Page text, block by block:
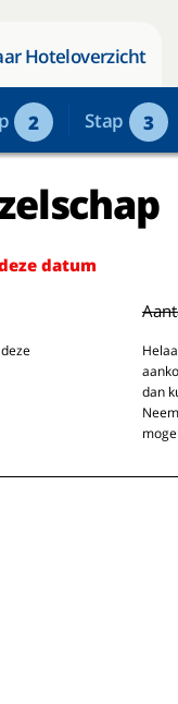
Hoteloverzicht
2 Stap 3
datum
dan